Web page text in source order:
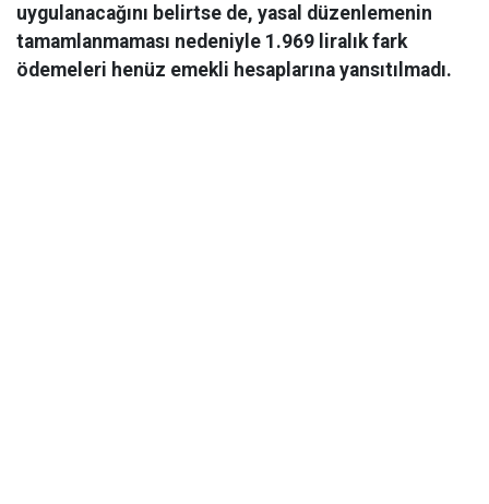
uygulanacağını belirtse de, yasal düzenlemenin
tamamlanmaması nedeniyle 1.969 liralık fark
ödemeleri henüz emekli hesaplarına yansıtılmadı.